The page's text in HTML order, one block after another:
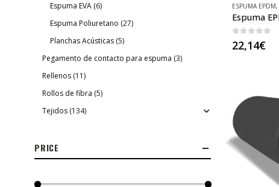
ESPUMA EPDM,
0 out of 5
22,14€
Espuma EVA (6)
Espuma Poliuretano (27)
Planchas Acústicas (5)
Pegamento de contacto para espuma (3)
Rellenos (11)
Rollos de fibra (5)
Tejidos (134)
PRICE